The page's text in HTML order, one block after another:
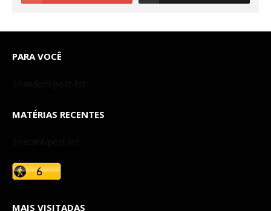
PARA VOCÊ
3/random/post-list
MATÉRIAS RECENTES
3/recent/post-list
MAIS VISITADAS